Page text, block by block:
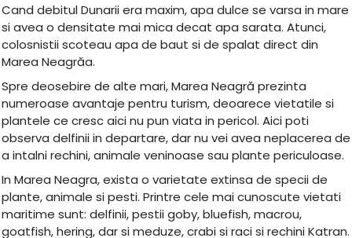
Cand debitul Dunarii era maxim, apa dulce se varsa in mare
si avea o densitate mai mica decat apa sarata. Atunci,
colosnistii scoteau apa de baut si de spalat direct din
Marea Neagrăa.
Spre deosebire de alte mari, Marea Neagră prezinta
numeroase avantaje pentru turism, deoarece vietatile si
plantele ce cresc aici nu pun viata in pericol. Aici poti
observa delfinii in departare, dar nu vei avea neplacerea de
a intalni rechini, animale veninoase sau plante periculoase.
In Marea Neagra, exista o varietate extinsa de specii de
plante, animale si pesti. Printre cele mai cunoscute vietati
maritime sunt: delfinii, pestii goby, bluefish, macrou,
goatfish, hering, dar si meduze, crabi si raci si rechini Katran.